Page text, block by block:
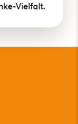
Vielfalt.